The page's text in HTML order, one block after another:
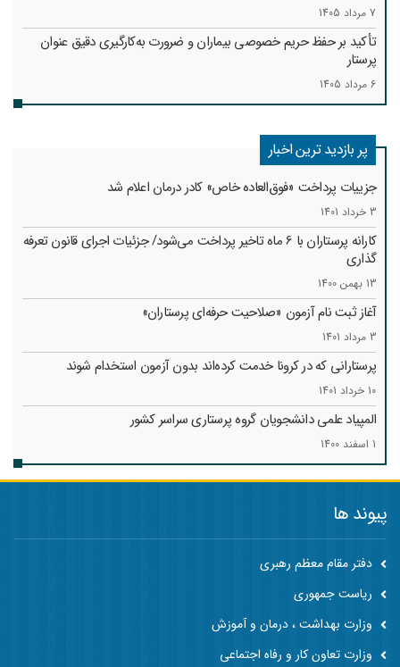
7 مرداد 1405
تأکید بر حفظ حریم خصوصی بیماران و ضرورت به‌کارگیری دقیق عنوان
پرستار
6 مرداد 1405
پر بازدید ترین اخبار
جزییات پرداخت «فوق‌العاده خاص» کادر درمان اعلام شد
3 خرداد 1401
کارانه‌ پرستاران با 6 ماه تاخیر پرداخت می‌شود/ جزئیات اجرای قانون تعرفه
گذاری
13 بهمن 1400
آغاز ثبت نام آزمون «صلاحیت حرفه‌ای پرستاران»
3 مرداد 1401
پرستارانی که در کرونا خدمت کرد‌ه‌اند بدون آزمون استخدام شوند
10 خرداد 1401
المپیاد علمی دانشجویان گروه پرستاری سراسر کشور
1 اسفند 1400
پیوند ها
دفتر مقام معظم رهبری
ریاست جمهوری
وزارت بهداشت ، درمان و آموزش
وزارت تعاون کار و رفاه اجتماعی